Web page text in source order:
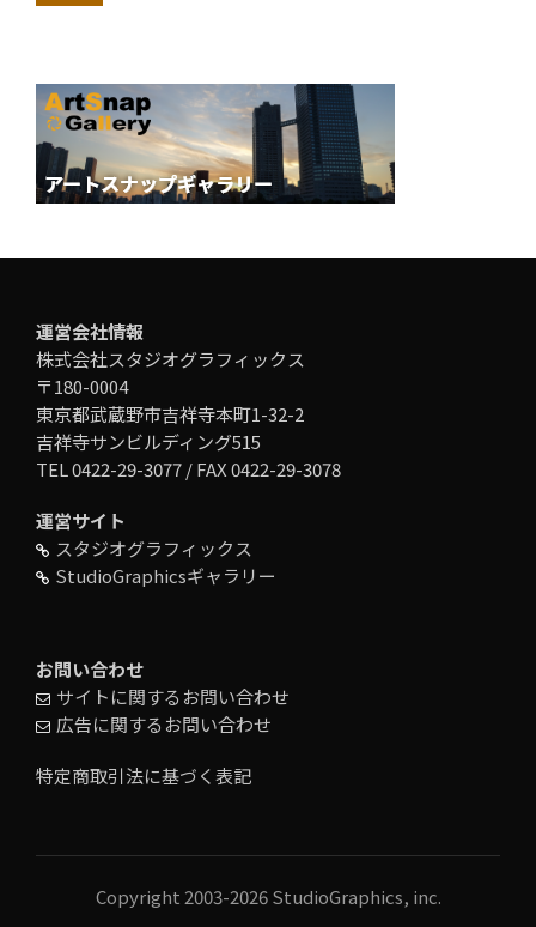
運営会社情報
株式会社スタジオグラフィックス
〒180-0004
東京都武蔵野市吉祥寺本町1-32-2
吉祥寺サンビルディング515
TEL 0422-29-3077 / FAX 0422-29-3078
運営サイト
スタジオグラフィックス
StudioGraphicsギャラリー
お問い合わせ
サイトに関するお問い合わせ
広告に関するお問い合わせ
特定商取引法に基づく表記
Copyright 2003-2026 StudioGraphics, inc.